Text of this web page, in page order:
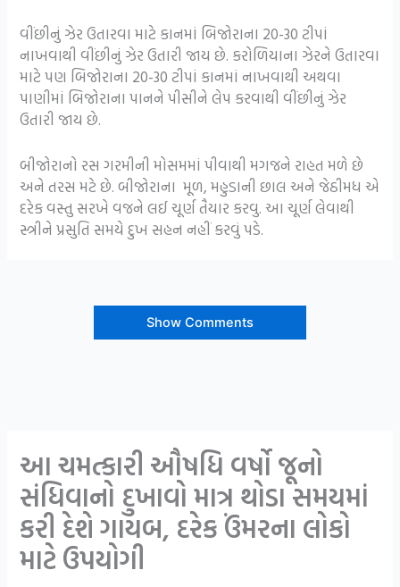
વીંછીનું ઝેર ઉતારવા માટે કાનમાં બિજોરાના 20-30 ટીપાં
નાખવાથી વીંછીનું ઝેર ઉતારી જાય છે. કરોળિયાના ઝેરને ઉતારવા
માટે પણ બિજોરાના 20-30 ટીપાં કાનમાં નાખવાથી અથવા
પાણીમાં બિજોરાના પાનને પીસીને લેપ કરવાથી વીંછીનું ઝેર
ઉતારી જાય છે.
બીજોરાનો રસ ગરમીની મોસમમાં પીવાથી મગજને રાહત મળે છે
અને તરસ મટે છે. બીજોરાના મૂળ, મહુડાની છાલ અને જેઠીમધ એ
દરેક વસ્તુ સરખે વજને લઈ ચૂર્ણ તૈયાર કરવુ. આ ચૂર્ણ લેવાથી
સ્ત્રીને પ્રસુતિ સમયે દુખ સહન નહીં કરવું પડે.
Show Comments
આ ચમત્કારી ઔષધિ વર્ષો જૂનો
સંધિવાનો દુખાવો માત્ર થોડા સમયમાં
કરી દેશે ગાયબ, દરેક ઉંમરના લોકો
માટે ઉપયોગી